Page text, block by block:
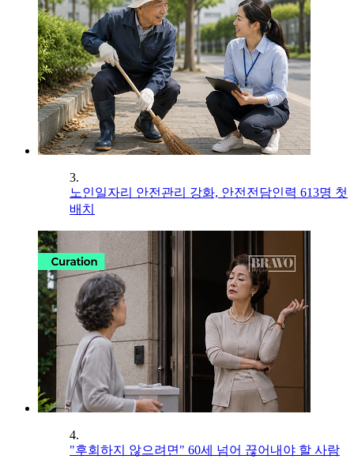
3.
노인일자리 안전관리 강화, 안전전담인력 613명 첫
배치
4.
"후회하지 않으려면" 60세 넘어 끊어내야 할 사람